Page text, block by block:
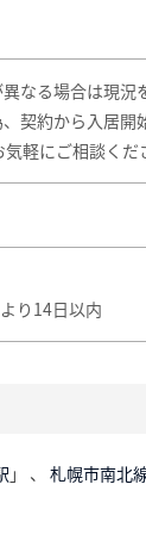
なる場合は現況
契約から入居開
軽にご相談くだ
り14日以内
」 、 札幌市南北